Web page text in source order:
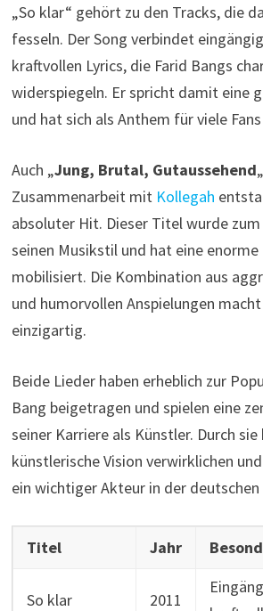
„So klar“ gehört zu den Tracks, die
fesseln. Der Song verbindet
kraftvollen Lyrics, die Farid Bangs
widerspiegeln. Er spricht damit eine
und hat sich als Anthem für viele
Auch „Jung, Brutal, Gutaussehend
Zusammenarbeit mit Kollegah
absoluter Hit. Dieser Titel wurde
seinen Musikstil und hat eine enorme
mobilisiert. Die Kombination aus
und humorvollen Anspielungen
einzigartig.
Beide Lieder haben erheblich zur
Bang beigetragen und spielen eine
seiner Karriere als Künstler. Durch
künstlerische Vision verwirklichen
ein wichtiger Akteur in der
Titel Jahr
So klar 2011